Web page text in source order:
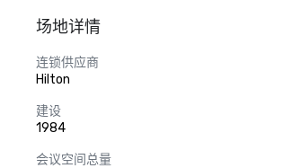
场地详情
连锁供应商
Hilton
建设
1984
会议空间总量